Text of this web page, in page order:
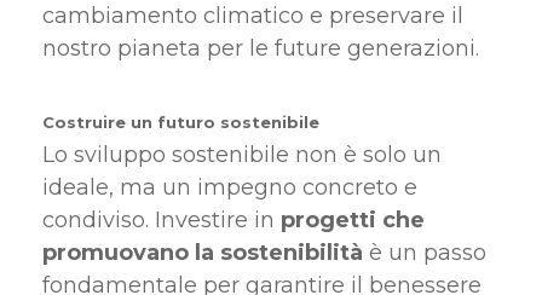
cambiamento climatico e preservare il
nostro pianeta per le future generazioni.
Costruire un futuro sostenibile
Lo sviluppo sostenibile non è solo un
ideale, ma un impegno concreto e
condiviso. Investire in progetti che
promuovano la sostenibilità è un passo
fondamentale per garantire il benessere